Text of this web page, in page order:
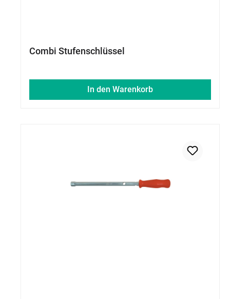
Combi Stufenschlüssel
In den Warenkorb